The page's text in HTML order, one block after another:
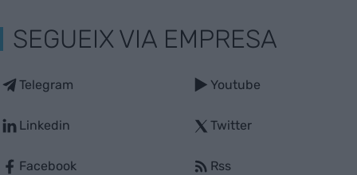
SEGUEIX VIA EMPRESA
Telegram
Linkedin
Facebook
Youtube
Twitter
Rss